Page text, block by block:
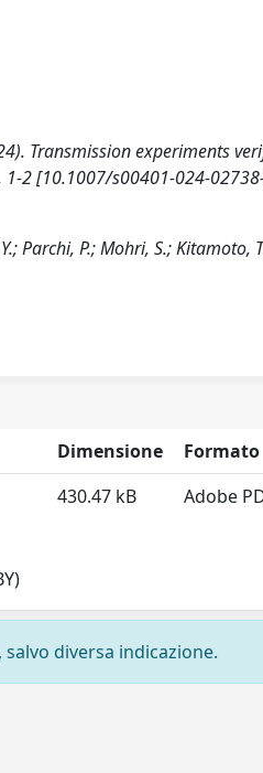
Transmission experiments
1-2 [10.1007/s00401-024-
Parchi, P.; Mohri, S.; Kitamoto,
Dimensione Formato
430.47 kB Adobe
diversa indicazione.